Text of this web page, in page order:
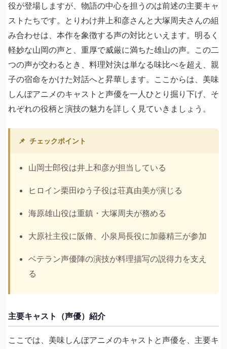
役が登場しますが、物語の中心を担うのは前述の主要キャ
ストたちです。とりわけ井上和彦さんと大塚周夫さんの組
み合わせは、本作を象徴する声の対比といえます。明るく
軽妙な山岡の声と、重厚で威厳に満ちた雄山の声。この二
つの声が交わるとき、料理対決は単なる味比べを超え、親
子の宿命をかけた対話へと昇華します。ここからは、美味
しんぼアニメのキャストと声優を一人ひとり掘り下げ、そ
れぞれの役柄と演技の魅力を詳しく見ていきましょう。
📌 チェックポイント
山岡士郎役は井上和彦が担当している
ヒロイン栗田ゆう子役は荘真由美が演じる
海原雄山役は重鎮・大塚周夫が務める
大原社主役に阪脩、小泉局長役に加藤精三が参加
ベテラン声優陣の演技が料理描写の説得力を支え
る
主要キャスト（声優）紹介
ここでは、美味しんぼアニメのキャストと声優を、主要キ